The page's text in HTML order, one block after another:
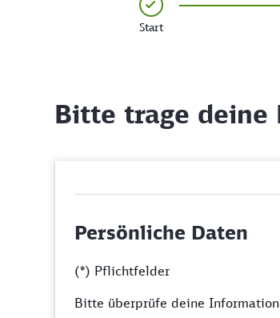
Start
Bitte trage deine
Persönliche Daten
(*) Pflichtfelder
Bitte überprüfe deine